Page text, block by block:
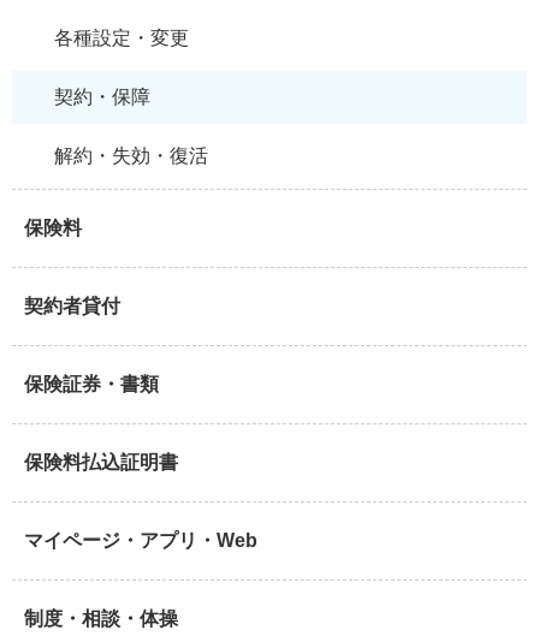
各種設定・変更
契約・保障
解約・失効・復活
保険料
契約者貸付
保険証券・書類
保険料払込証明書
マイページ・アプリ・Web
制度・相談・体操